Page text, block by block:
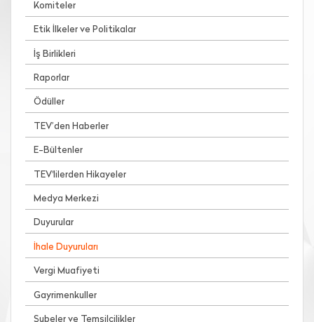
Komiteler
Etik İlkeler ve Politikalar
İş Birlikleri
Raporlar
Ödüller
TEV’den Haberler
E-Bültenler
TEV'lilerden Hikayeler
Medya Merkezi
Duyurular
İhale Duyuruları
Vergi Muafiyeti
Gayrimenkuller
Şubeler ve Temsilcilikler